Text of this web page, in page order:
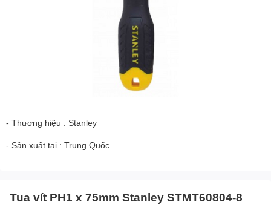
- Thương hiệu : Stanley
- Sản xuất tại : Trung Quốc
Tua vít PH1 x 75mm Stanley STMT60804-8